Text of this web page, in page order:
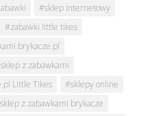
#sklep internetowy
#zabawki little tikes
brykacze.pl
z zabawkami
Little Tikes
#sklepy online
z zabawkami brykacze